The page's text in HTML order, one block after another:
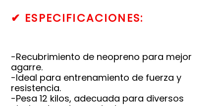
✔ ESPECIFICACIONES:
-Recubrimiento de neopreno para mejor
agarre.
-Ideal para entrenamiento de fuerza y
resistencia.
-Pesa 12 kilos, adecuada para diversos